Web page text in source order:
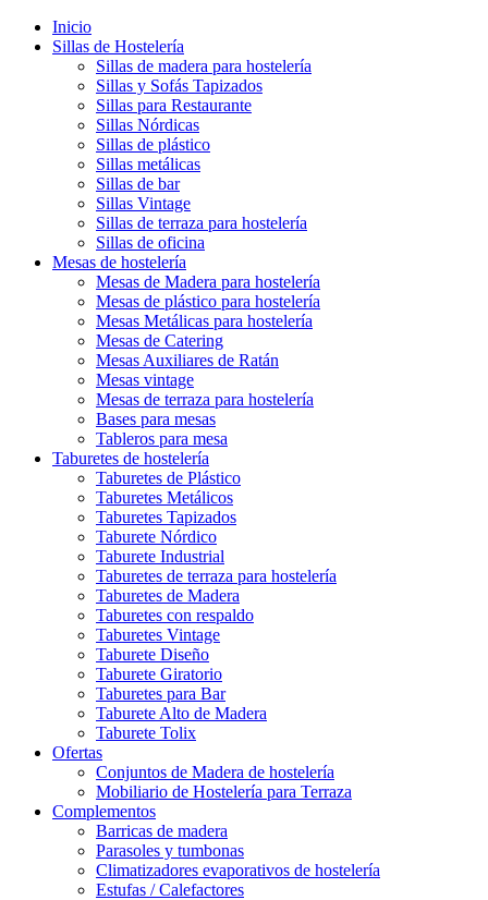
Inicio
Sillas de Hostelería
Sillas de madera para hostelería
Sillas y Sofás Tapizados
Sillas para Restaurante
Sillas Nórdicas
Sillas de plástico
Sillas metálicas
Sillas de bar
Sillas Vintage
Sillas de terraza para hostelería
Sillas de oficina
Mesas de hostelería
Mesas de Madera para hostelería
Mesas de plástico para hostelería
Mesas Metálicas para hostelería
Mesas de Catering
Mesas Auxiliares de Ratán
Mesas vintage
Mesas de terraza para hostelería
Bases para mesas
Tableros para mesa
Taburetes de hostelería
Taburetes de Plástico
Taburetes Metálicos
Taburetes Tapizados
Taburete Nórdico
Taburete Industrial
Taburetes de terraza para hostelería
Taburetes de Madera
Taburetes con respaldo
Taburetes Vintage
Taburete Diseño
Taburete Giratorio
Taburetes para Bar
Taburete Alto de Madera
Taburete Tolix
Ofertas
Conjuntos de Madera de hostelería
Mobiliario de Hostelería para Terraza
Complementos
Barricas de madera
Parasoles y tumbonas
Climatizadores evaporativos de hostelería
Estufas / Calefactores